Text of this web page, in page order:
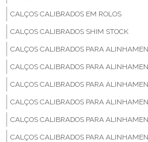
CALÇOS CALIBRADOS EM ROLOS
CALÇOS CALIBRADOS SHIM STOCK
CALÇOS CALIBRADOS PARA
CALÇOS CALIBRADOS PARA
CALÇOS CALIBRADOS PARA
CALÇOS CALIBRADOS PARA
CALÇOS CALIBRADOS PARA
CALÇOS CALIBRADOS PARA